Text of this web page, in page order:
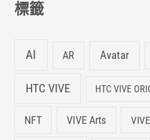
:標籤
AI AR Avatar
HTC VIVE HTC VIVE
NFT VIVE Arts